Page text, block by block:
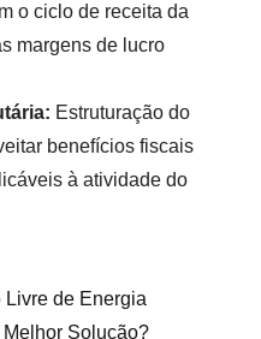
o ciclo de receita da
margens de lucro
Estruturação do
benefícios fiscais
à atividade do
Livre de Energia
Solução?